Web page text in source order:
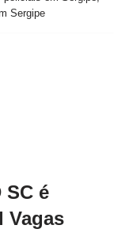
Sergipe
SC é
Vagas